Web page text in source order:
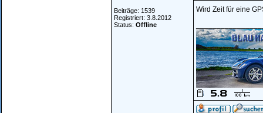
Beiträge: 1539
Registriert: 3.8.2012
Status: Offline
Wird Zeit für eine